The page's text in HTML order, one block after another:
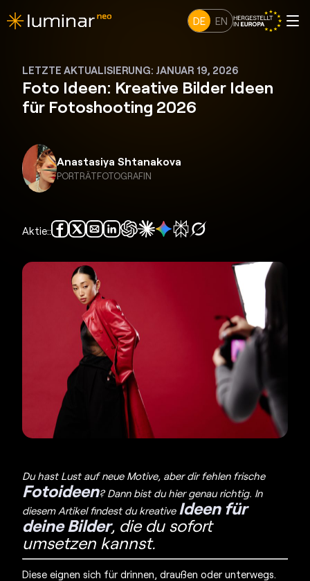
DE EN
LETZTE AKTUALISIERUNG: JANUAR 19, 2026
Foto Ideen: Kreative Bilder Ideen
für Fotoshooting 2026
Anastasiya Shtanakova
PORTRÄTFOTOGRAFIN
Aktie::
Du hast Lust auf neue Motive, aber dir fehlen frische
Fotoideen?Dann bist du hier genau richtig. In
diesem Artikel findest du kreative Ideen für
deine Bilder, die du sofort
umsetzen kannst.
Diese eignen sich für drinnen, draußen oder unterwegs.